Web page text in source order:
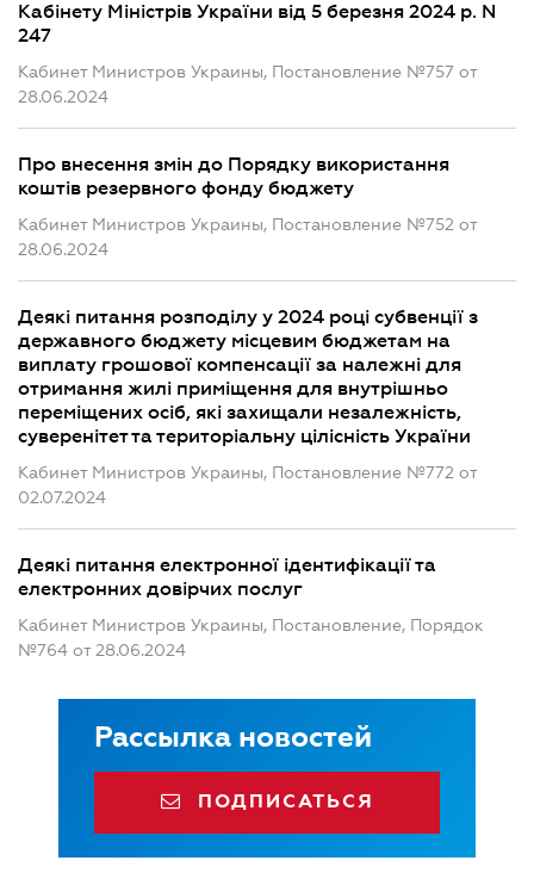
Кабінету Міністрів України від 5 березня 2024 р. N
247
Кабинет Министров Украины, Постановление №757 от
28.06.2024
Про внесення змін до Порядку використання
коштів резервного фонду бюджету
Кабинет Министров Украины, Постановление №752 от
28.06.2024
Деякі питання розподілу у 2024 році субвенції з
державного бюджету місцевим бюджетам на
виплату грошової компенсації за належні для
отримання жилі приміщення для внутрішньо
переміщених осіб, які захищали незалежність,
суверенітет та територіальну цілісність України
Кабинет Министров Украины, Постановление №772 от
02.07.2024
Деякі питання електронної ідентифікації та
електронних довірчих послуг
Кабинет Министров Украины, Постановление, Порядок
№764 от 28.06.2024
Рассылка новостей
ПОДПИСАТЬСЯ